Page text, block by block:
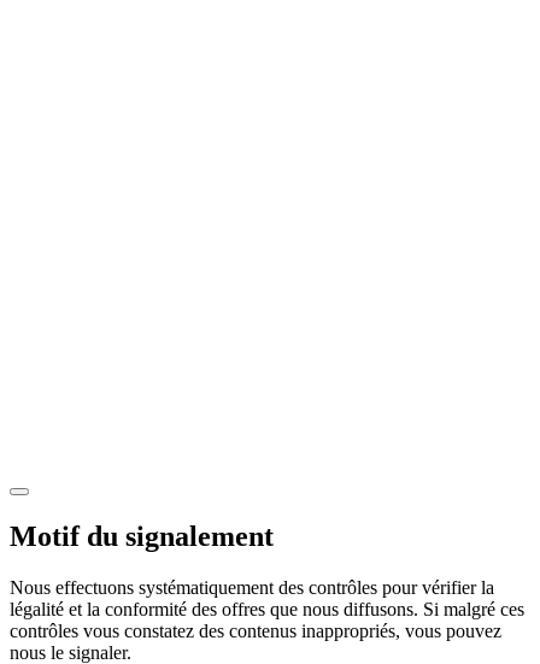
Motif du signalement
Nous effectuons systématiquement des contrôles pour vérifier la
légalité et la conformité des offres que nous diffusons. Si malgré ces
contrôles vous constatez des contenus inappropriés, vous pouvez
nous le signaler.